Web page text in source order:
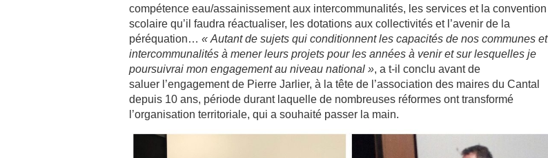
compétence eau/assainissement aux intercommunalités, les services et la convention
scolaire qu’il faudra réactualiser, les dotations aux collectivités et l’avenir de la
péréquation… « Autant de sujets qui conditionnent les capacités de nos communes et
intercommunalités à mener leurs projets pour les années à venir et sur lesquelles je
poursuivrai mon engagement au niveau national », a t-il conclu avant de
saluer l’engagement de Pierre Jarlier, à la tête de l’association des maires du Cantal
depuis 10 ans, période durant laquelle de nombreuses réformes ont transformé
l’organisation territoriale, qui a souhaité passer la main.